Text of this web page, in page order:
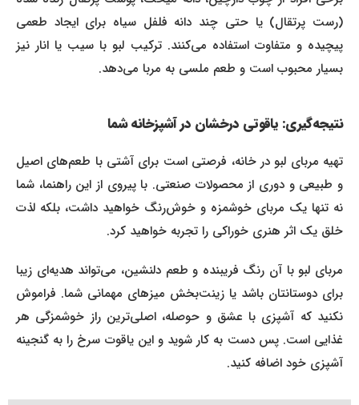
(رست پرتقال) یا حتی چند دانه فلفل سیاه برای ایجاد طعمی
پیچیده و متفاوت استفاده می‌کنند. ترکیب لبو با سیب یا انار نیز
بسیار محبوب است و طعم ملسی به مربا می‌دهد.
نتیجه‌گیری: یاقوتی درخشان در آشپزخانه شما
تهیه مربای لبو در خانه، فرصتی است برای آشتی با طعم‌های اصیل
و طبیعی و دوری از محصولات صنعتی. با پیروی از این راهنما، شما
نه تنها یک مربای خوشمزه و خوش‌رنگ خواهید داشت، بلکه لذت
خلق یک اثر هنری خوراکی را تجربه خواهید کرد.
مربای لبو با آن رنگ فریبنده و طعم دلنشین، می‌تواند هدیه‌ای زیبا
برای دوستانتان باشد یا زینت‌بخش میزهای مهمانی شما. فراموش
نکنید که آشپزی با عشق و حوصله، اصلی‌ترین راز خوشمزگی هر
غذایی است. پس دست به کار شوید و این یاقوت سرخ را به گنجینه
آشپزی خود اضافه کنید.